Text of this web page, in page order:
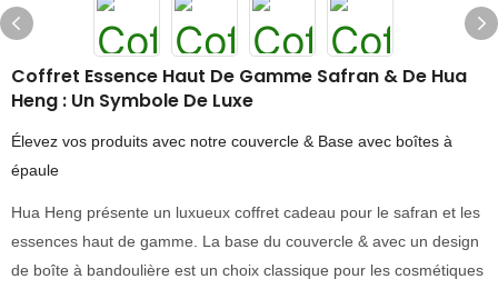
Coffret Essence Haut De Gamme Safran & De Hua
Heng : Un Symbole De Luxe
Élevez vos produits avec notre couvercle & Base avec boîtes à
épaule
Hua Heng présente un luxueux coffret cadeau pour le safran et les
essences haut de gamme. La base du couvercle & avec un design
de boîte à bandoulière est un choix classique pour les cosmétiques